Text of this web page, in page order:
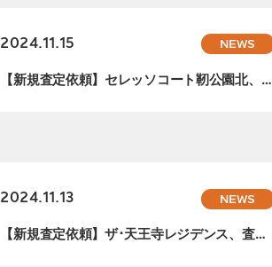
2024.11.15 NEWS
【新規査定依頼】セレッソコート靭公園北、査
2024.11.13 NEWS
【新規査定依頼】ザ･天王寺レジデンス、査定